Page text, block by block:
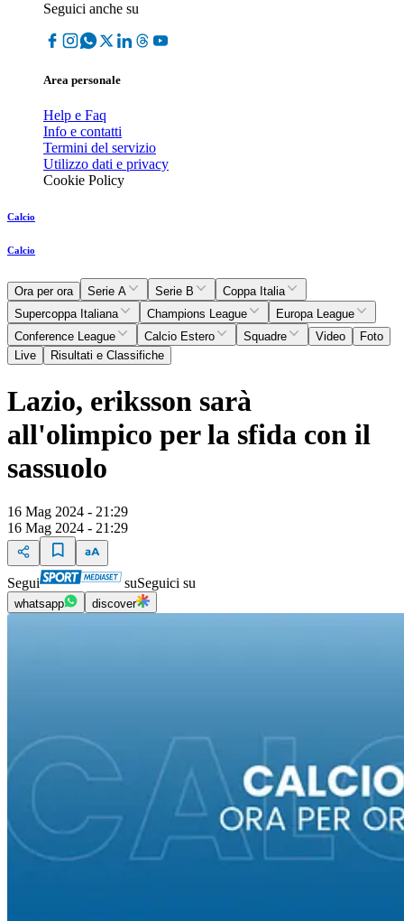
Seguici anche su
Area personale
Help e Faq
Info e contatti
Termini del servizio
Utilizzo dati e privacy
Cookie Policy
Calcio
Calcio
Ora per ora Serie A Serie B
Coppa Italia
Supercoppa Italiana
Champions League
Europa League
Conference League
Calcio Estero Squadre Video
Foto
Live
Risultati e Classifiche
Lazio, eriksson sarà
all'olimpico per la sfida con il
sassuolo
16 Mag 2024 - 21:29
16 Mag 2024 - 21:29
Segui suSeguici su
whatsapp discover